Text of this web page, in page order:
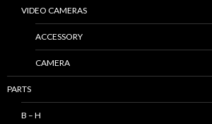
VIDEO CAMERAS
ACCESSORY
CAMERA
PARTS
B – H